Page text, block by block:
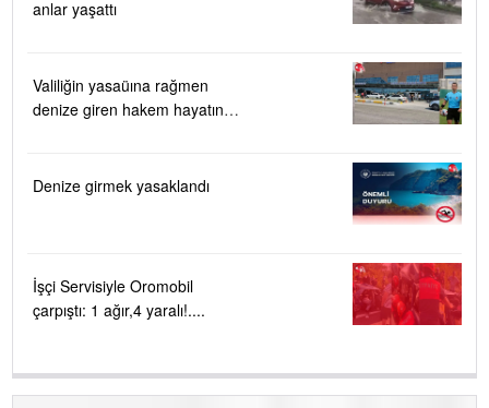
anlar yaşattı
Valiliğin yasaüına rağmen
denize giren hakem hayatını
Denize girmek yasaklandı
İşçi Servisiyle Oromobil
çarpıştı: 1 ağır,4 yaralı!....